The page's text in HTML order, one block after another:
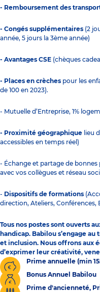
- Remboursement des
- Congés supplémentaires (2
année, 5 jours la 3ème année)
- Avantages CSE (chèques
- Places en crèches pour les
de 100 en 2023).
- Mutuelle d’Entreprise, 1%
- Proximité géographique lieu
accessibles en temps réel)
- Échange et partage de
avec vos collègues et réseau
- Dispositifs de formations
direction, Ateliers, Conférences,
Tous nos postes sont ouverts
handicap. Babilou s’engage
et inclusion. Nous offrons aux
d’exprimer leur créativité,
Prime annuelle (min
Bonus Annuel Babilou
Prime d'ancienneté,